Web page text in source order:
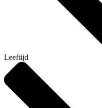
Leeftijd